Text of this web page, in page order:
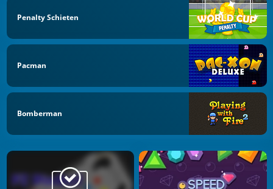
Penalty Schieten
Pacman
Bomberman